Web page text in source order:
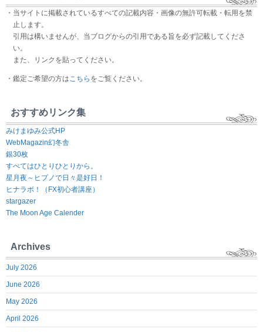
・当サイトに掲載されているすべての記載内容・画像の無許可転載・転用を禁
止します。
引用は構いませんが、当ブログからの引用である旨を必ず記載してくださ
い。
また、リンクを貼ってください。
・鑑定ご希望の方はこちら をご覧ください。
おすすめリンク集
みけまゆみ公式HP
WebMagazin幻冬舎
銀30枚
すべてはひとりひとりから。
星月夜～ヒプノで日々是好日！
ヒナラボ！（FX初心者講座）
stargazer
The Moon Age Calender
Archives
July 2026
June 2026
May 2026
April 2026